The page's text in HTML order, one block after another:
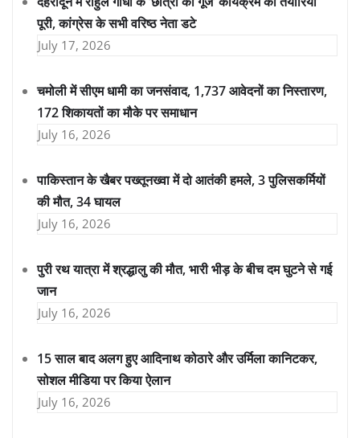
पूरी, कांग्रेस के सभी वरिष्ठ नेता डटे
July 17, 2026
चमोली में सीएम धामी का जनसंवाद, 1,737 आवेदनों का निस्तारण,
172 शिकायतों का मौके पर समाधान
July 16, 2026
पाकिस्तान के खैबर पख्तूनख्वा में दो आतंकी हमले, 3 पुलिसकर्मियों
की मौत, 34 घायल
July 16, 2026
पुरी रथ यात्रा में श्रद्धालु की मौत, भारी भीड़ के बीच दम घुटने से गई
जान
July 16, 2026
15 साल बाद अलग हुए आदिनाथ कोठारे और उर्मिला कानिटकर,
सोशल मीडिया पर किया ऐलान
July 16, 2026